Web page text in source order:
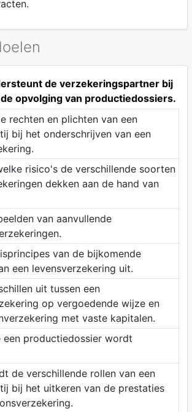
de verzekeringspartner bij
opvolging van productiedossiers.
rechten en plichten van een
bij het onderschrijven van een
risico's de verschillende soorten
dekken aan de hand van
van aanvullende
van de bijkomende
een levensverzekering uit.
uit tussen een
op vergoedende wijze en
met vaste kapitalen.
productiedossier wordt
de verschillende rollen van een
bij het uitkeren van de prestaties